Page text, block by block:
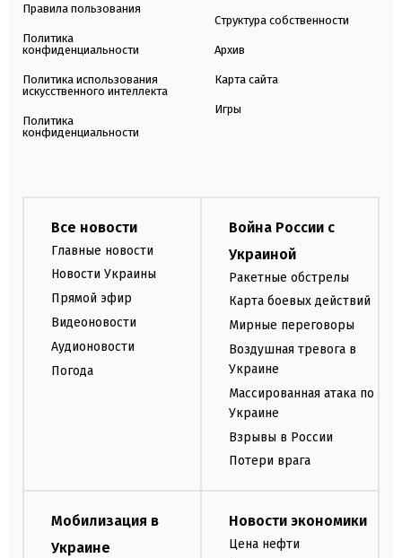
Правила пользования
Политика
конфиденциальности
Политика использования
искусственного интеллекта
Политика
конфиденциальности
Структура собственности
Архив
Карта сайта
Игры
Все новости
Главные новости
Новости Украины
Прямой эфир
Видеоновости
Аудионовости
Погода
Война России с
Украиной
Ракетные обстрелы
Карта боевых действий
Мирные переговоры
Воздушная тревога в
Украине
Массированная атака по
Украине
Взрывы в России
Потери врага
Мобилизация в
Украине
Новости экономики
Цена нефти